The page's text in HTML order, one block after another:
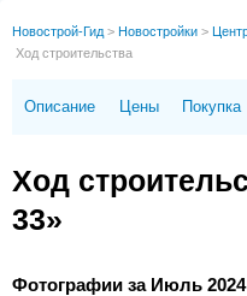
Новострой-Гид > Новостройки >
Ход строительства
Описание Цены Покупка
Ход
33»
Фотографии за Июль 2024